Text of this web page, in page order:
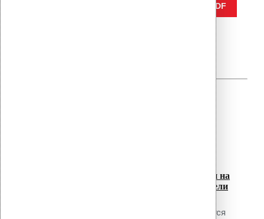
Сохранить PDF
Крепление рулонной гидроизоляции на
фасадах: прижимные планки и дюбели
Обсуждаемый вопрос Как выполняется